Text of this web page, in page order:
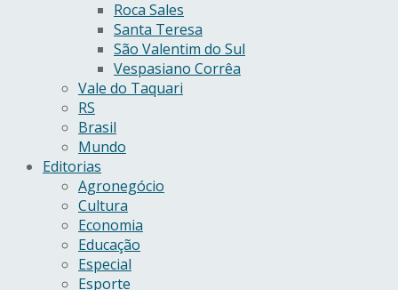
Roca Sales
Santa Teresa
São Valentim do Sul
Vespasiano Corrêa
Vale do Taquari
RS
Brasil
Mundo
Editorias
Agronegócio
Cultura
Economia
Educação
Especial
Esporte